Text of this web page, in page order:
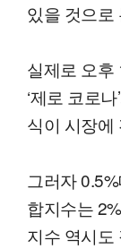
있을 것으로
실제로 오후
‘제로 코로
식이 시장에
그러자
합지수는
지수 역시도